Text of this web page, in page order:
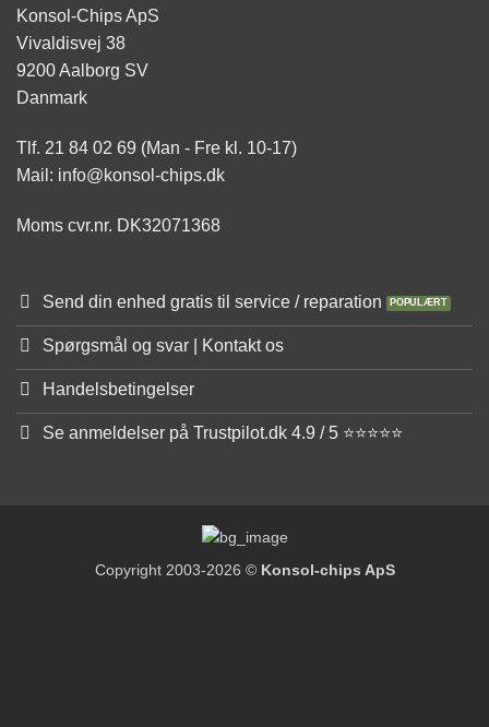
varianter.
Mulighederne
på
varesiden
Konsol-Chips ApS
Vivaldisvej 38
9200 Aalborg SV
Danmark
Tlf. 21 84 02 69 (Man - Fre kl. 10-17)
Mail: info@konsol-chips.dk
Moms cvr.nr. DK32071368
Send din enhed gratis til service / reparation
Spørgsmål og svar | Kontakt os
Handelsbetingelser
Se anmeldelser på Trustpilot.dk 4.9 / 5 ⭐⭐⭐⭐⭐
Copyright 2003-2026 © Konsol-chips ApS